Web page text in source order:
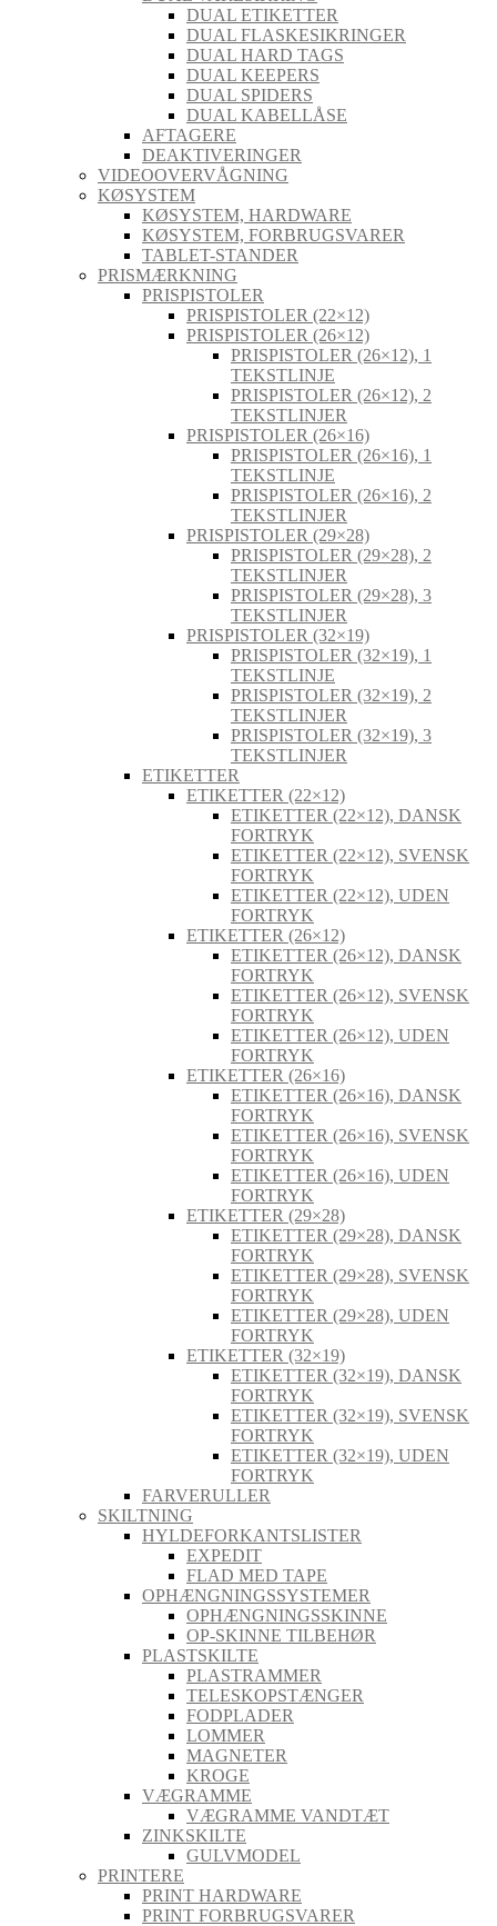
DUAL ETIKETTER
DUAL FLASKESIKRINGER
DUAL HARD TAGS
DUAL KEEPERS
DUAL SPIDERS
DUAL KABELLÅSE
AFTAGERE
DEAKTIVERINGER
VIDEOOVERVÅGNING
KØSYSTEM
KØSYSTEM, HARDWARE
KØSYSTEM, FORBRUGSVARER
TABLET-STANDER
PRISMÆRKNING
PRISPISTOLER
PRISPISTOLER (22×12)
PRISPISTOLER (26×12)
PRISPISTOLER (26×12), 1
TEKSTLINJE
PRISPISTOLER (26×12), 2
TEKSTLINJER
PRISPISTOLER (26×16)
PRISPISTOLER (26×16), 1
TEKSTLINJE
PRISPISTOLER (26×16), 2
TEKSTLINJER
PRISPISTOLER (29×28)
PRISPISTOLER (29×28), 2
TEKSTLINJER
PRISPISTOLER (29×28), 3
TEKSTLINJER
PRISPISTOLER (32×19)
PRISPISTOLER (32×19), 1
TEKSTLINJE
PRISPISTOLER (32×19), 2
TEKSTLINJER
PRISPISTOLER (32×19), 3
TEKSTLINJER
ETIKETTER
ETIKETTER (22×12)
ETIKETTER (22×12), DANSK
FORTRYK
ETIKETTER (22×12), SVENSK
FORTRYK
ETIKETTER (22×12), UDEN
FORTRYK
ETIKETTER (26×12)
ETIKETTER (26×12), DANSK
FORTRYK
ETIKETTER (26×12), SVENSK
FORTRYK
ETIKETTER (26×12), UDEN
FORTRYK
ETIKETTER (26×16)
ETIKETTER (26×16), DANSK
FORTRYK
ETIKETTER (26×16), SVENSK
FORTRYK
ETIKETTER (26×16), UDEN
FORTRYK
ETIKETTER (29×28)
ETIKETTER (29×28), DANSK
FORTRYK
ETIKETTER (29×28), SVENSK
FORTRYK
ETIKETTER (29×28), UDEN
FORTRYK
ETIKETTER (32×19)
ETIKETTER (32×19), DANSK
FORTRYK
ETIKETTER (32×19), SVENSK
FORTRYK
ETIKETTER (32×19), UDEN
FORTRYK
FARVERULLER
SKILTNING
HYLDEFORKANTSLISTER
EXPEDIT
FLAD MED TAPE
OPHÆNGNINGSSYSTEMER
OPHÆNGNINGSSKINNE
OP-SKINNE TILBEHØR
PLASTSKILTE
PLASTRAMMER
TELESKOPSTÆNGER
FODPLADER
LOMMER
MAGNETER
KROGE
VÆGRAMME
VÆGRAMME VANDTÆT
ZINKSKILTE
GULVMODEL
PRINTERE
PRINT HARDWARE
PRINT FORBRUGSVARER